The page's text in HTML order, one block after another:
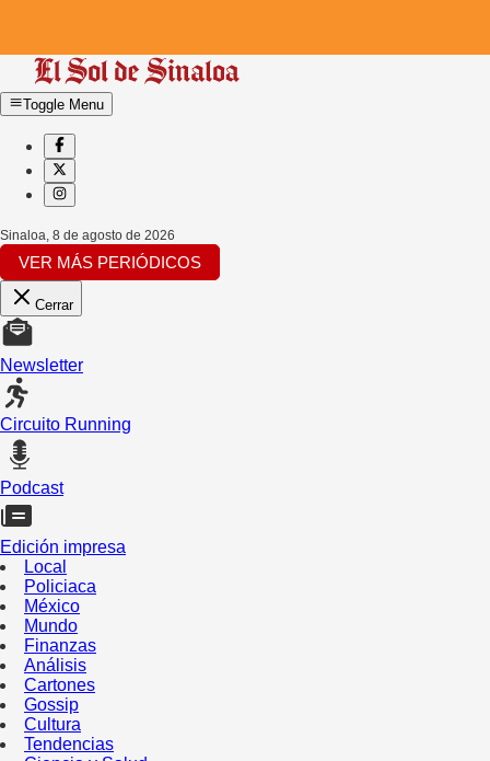
Toggle Menu
Sinaloa, 8 de agosto de 2026
VER MÁS PERIÓDICOS
Cerrar
Newsletter
Circuito Running
Podcast
Edición impresa
Local
Policiaca
México
Mundo
Finanzas
Análisis
Cartones
Gossip
Cultura
Tendencias